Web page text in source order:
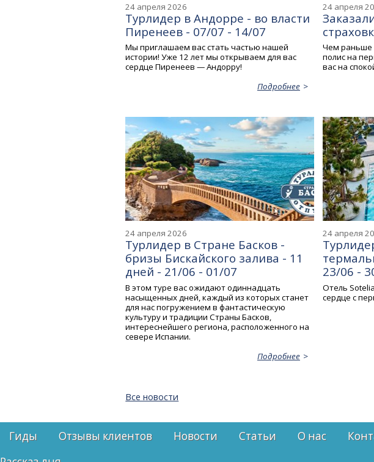
24 апреля 2026
Турлидер в Андорре - во власти
Пиренеев - 07/07 - 14/07
Мы приглашаем вас стать частью нашей
истории! Уже 12 лет мы открываем для вас
сердце Пиренеев — Андорру!
Подробнее
24 апреля
Чем раньше
полис на
вас на
24 апреля 2026
Турлидер в Стране Басков -
бризы Бискайского залива - 11
дней - 21/06 - 01/07
В этом туре вас ожидают одиннадцать
насыщенных дней, каждый из которых станет
для нас погружением в фантастическую
культуру и традиции Страны Басков,
интереснейшего региона, расположенного на
севере Испании.
Подробнее
24 апреля
23/06 -
Отель
сердце с
Все новости
Гиды Отзывы клиентов Новости Статьи О нас